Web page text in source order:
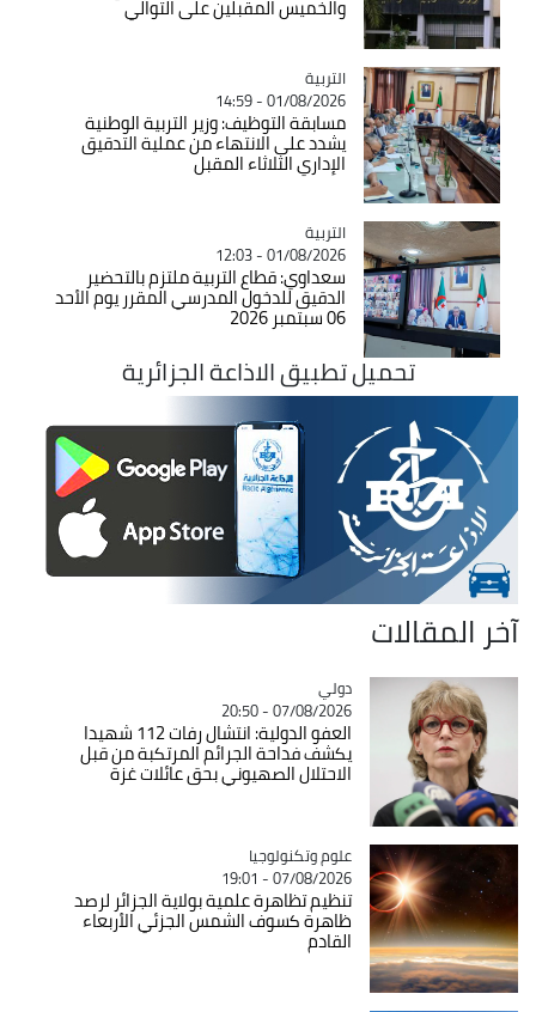
والخميس المقبلين على التوالي
Catégorie
التربية
01/08/2026 - 14:59
مسابقة التوظيف: وزير التربية الوطنية
يشدد على الانتهاء من عملية التدقيق
الإداري الثلاثاء المقبل
Catégorie
التربية
01/08/2026 - 12:03
سعداوي: قطاع التربية ملتزم بالتحضير
الدقيق للدخول المدرسي المقرر يوم الأحد
06 سبتمبر 2026
تحميل تطبيق الاذاعة الجزائرية
آخر المقالات
Catégorie
دولي
07/08/2026 - 20:50
العفو الدولية: انتشال رفات 112 شهيدا
يكشف فداحة الجرائم المرتكبة من قبل
الاحتلال الصهيوني بحق عائلات غزة
Catégorie
علوم وتكنولوجيا
07/08/2026 - 19:01
تنظيم تظاهرة علمية بولاية الجزائر لرصد
ظاهرة كسوف الشمس الجزئي الأربعاء
القادم